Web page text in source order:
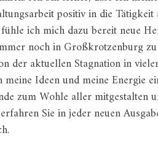
positiv in die
ich mich dazu bereit neue
noch in Großkrotzenburg
der aktuellen Stagnation in
Ideen und meine Energie
zum Wohle aller mitgestalten
Sie in jeder neuen